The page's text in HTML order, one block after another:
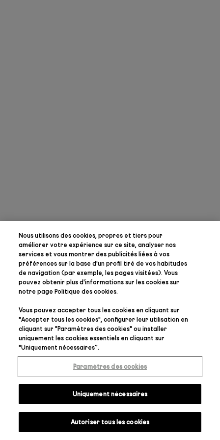
Nous utilisons des cookies, propres et tiers pour
améliorer votre expérience sur ce site, analyser nos
services et vous montrer des publicités liées à vos
préférencessur la base d'un profil tiré de vos habitudes
de navigation (par exemple, les pages visitées). Vous
pouvez obtenir plus d'informations sur les cookies sur
notre pagePolitique des cookies.
Vous pouvez accepter tous les cookies en cliquant sur
"Accepter tous les cookies", configurer leur utilisation en
cliquant sur "Paramètres des cookies" ou installer
uniquement les cookies essentiels en cliquant sur
"Uniquement nécessaires”.
Paramètres des cookies
Uniquement nécessaires
Autoriser tous les cookies